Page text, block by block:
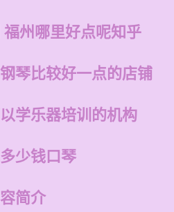
州哪里好点呢知乎
琴比较好一点的店铺
学乐器培训的机构
少钱口琴
简介